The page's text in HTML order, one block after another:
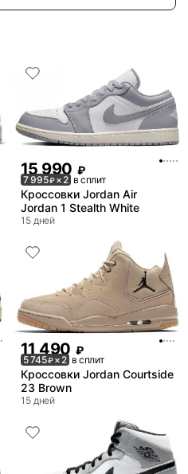
15 990 ₽
7 995₽× 2 в сплит
Кроссовки Jordan Air
Jordan 1 Stealth White
15 дней
11 490 ₽
5 745₽× 2 в сплит
Кроссовки Jordan Courtside
23 Brown
15 дней